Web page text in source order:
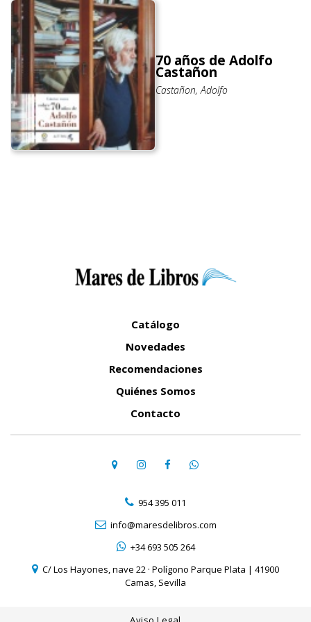
70 años de Adolfo
Castañon
Castañon, Adolfo
Catálogo
Novedades
Recomendaciones
Quiénes Somos
Contacto
954 395 011
info@maresdelibros.com
+34 693 505 264
C/ Los Hayones, nave 22 · Polígono Parque Plata | 41900
Camas, Sevilla